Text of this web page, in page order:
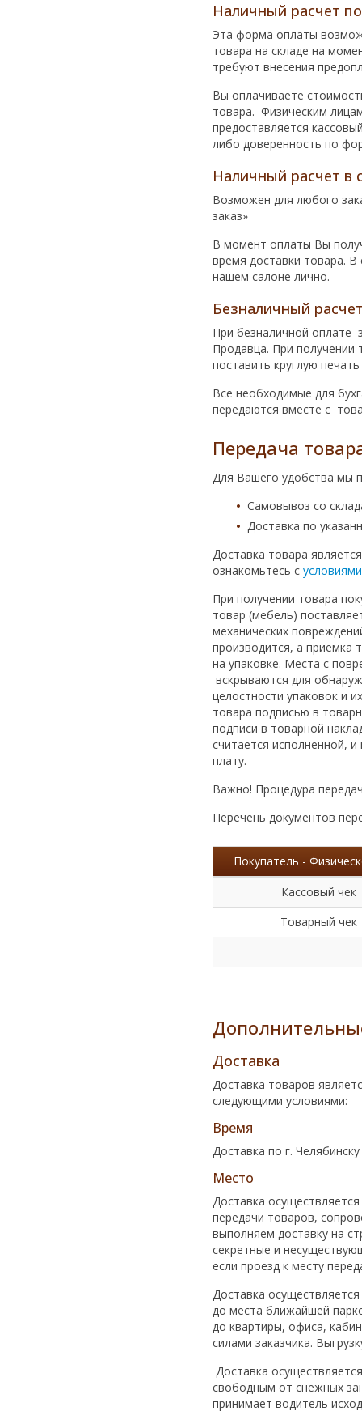
Наличный расчет
Эта форма оплаты
товара на складе на
требуют внесения
Вы оплачиваете
товара. Физическим
предоставляется
либо доверенность по
Наличный расчет в
Возможен для любого
заказ»
В момент оплаты Вы
время доставки товара.
нашем салоне лично.
Безналичный
При безналичной оплате
Продавца. При
поставить круглую
Все необходимые для
передаются вместе с
Передача
Для Вашего удобства мы
Самовывоз со
Доставка по
Доставка товара
ознакомьтесь с условиями
При получении товара
товар (мебель)
механических
производится, а приемка
на упаковке. Места с
вскрываются для
целостности упаковок и
товара подписью в
подписи в товарной
считается исполненной,
плату.
Важно! Процедура
Перечень документов
Покупатель -
Кассовый чек
Товарный чек
Доставка
Доставка товаров
следующими условиями:
Время
Доставка по г.
Место
Доставка
передачи товаров,
выполняем доставку на
секретные и
если проезд к месту
Доставка
до места ближайшей
до квартиры, офиса,
силами заказчика.
Доставка
свободным от снежных
принимает водитель